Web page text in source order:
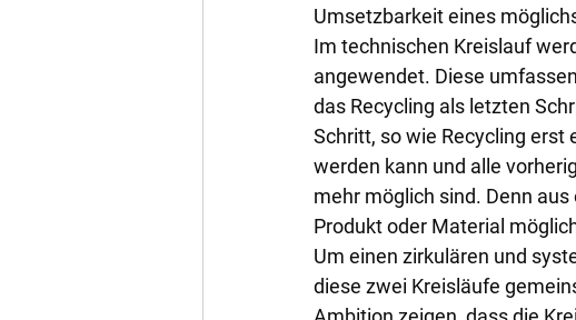
Umsetzbarkeit eines
Im technischen Kreislauf
angewendet. Diese
das Recycling als letzten
Schritt, so wie Recycling
werden kann und alle
mehr möglich sind. Denn
Produkt oder Material
Um einen zirkulären und
diese zwei Kreisläufe